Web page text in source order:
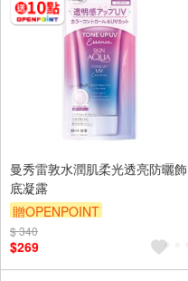
曼秀雷敦水潤肌柔光透亮防曬飾
底凝露
贈OPENPOINT
贈OPENPOINT
$ 340
$269